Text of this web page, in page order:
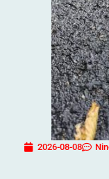
2026-08-08